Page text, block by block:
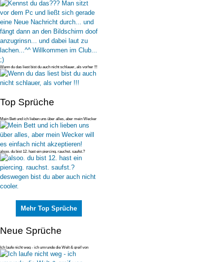
gerade eine Neue Na
Wenn du das liest bist du auch nicht schlauer, als vorher !!!
Top Sprüche
Mein Bett und ich lieben uns über alles, aber mein Wecker
will es einfac
alsoo. du bist 12. hast ein piercing. rauchst. saufst.?
deswegen bist du
Mehr Top Sprüche
Neue Sprüche
Ich laufe nicht weg - ich umrunde die Welt & greif von
hinten an :D